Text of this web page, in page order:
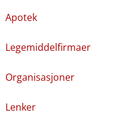
Apotek
Legemiddelfirmaer
Organisasjoner
Lenker